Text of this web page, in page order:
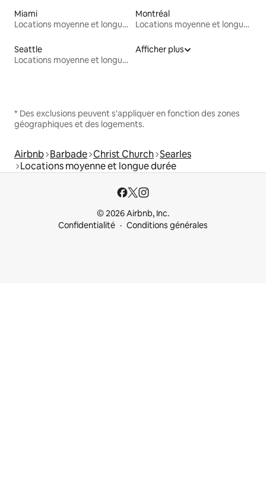
Miami
Locations moyenne et longue durée
Montréal
Locations moyenne et longue durée
Seattle
Locations moyenne et longue durée
Afficher plus
* Des exclusions peuvent s'appliquer en fonction des zones
géographiques et des logements.
Airbnb Barbade Christ Church Searles
Locations moyenne et longue durée
© 2026 Airbnb, Inc.
Confidentialité
Conditions générales